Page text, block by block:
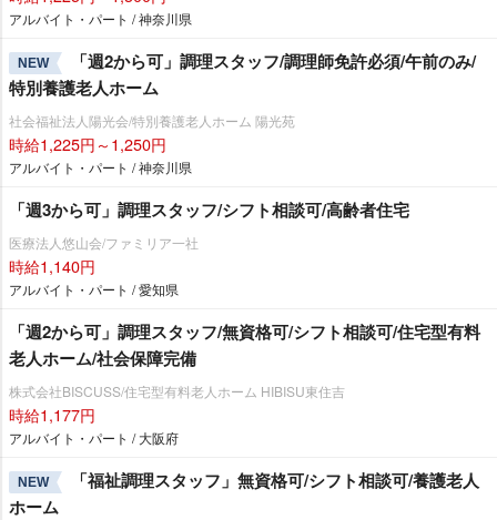
アルバイト・パート / 神奈川県
NEW
「週2から可」調理スタッフ/調理師免許必須/午前のみ/
特別養護老人ホーム
社会福祉法人陽光会/特別養護老人ホーム 陽光苑
時給1,225円～1,250円
アルバイト・パート / 神奈川県
「週3から可」調理スタッフ/シフト相談可/高齢者住宅
医療法人悠山会/ファミリア一社
時給1,140円
アルバイト・パート / 愛知県
「週2から可」調理スタッフ/無資格可/シフト相談可/住宅型有料
老人ホーム/社会保障完備
株式会社BISCUSS/住宅型有料老人ホーム HIBISU東住吉
時給1,177円
アルバイト・パート / 大阪府
NEW
「福祉調理スタッフ」無資格可/シフト相談可/養護老人
ホーム